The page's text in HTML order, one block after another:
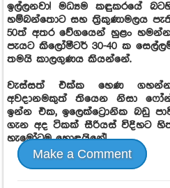
ඉල්ලනවා! මධ්‍යම කඳුකරයේ
හම්බන්තොට සහ ත්‍රිකුණාමලය
50ත් අතර වේගයෙන් හුළං
පැයට කිලෝමීටර් 30-40 ක
තමයි කාලගුණය කියන්නේ.
වැස්සත් එක්ක හෙණ
අවදානමකුත් තියෙන නිසා
ඉන්න එක, ඉලෙක්ට්‍රොනික බඩු
ගැන අද ටිකක් සීරියස් විදිහට
හැමෝටම හොඳයිනේ!
Make a Comment